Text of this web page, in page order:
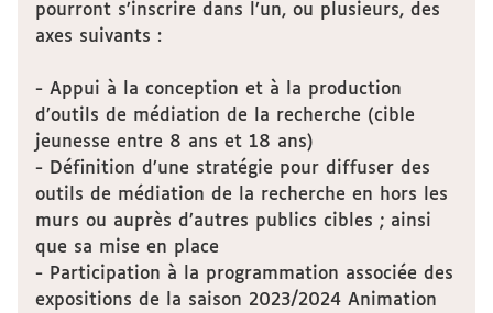
pourront s’inscrire dans l’un, ou plusieurs, des
axes suivants :
- Appui à la conception et à la production
d’outils de médiation de la recherche (cible
jeunesse entre 8 ans et 18 ans)
- Définition d’une stratégie pour diffuser des
outils de médiation de la recherche en hors les
murs ou auprès d’autres publics cibles ; ainsi
que sa mise en place
- Participation à la programmation associée des
expositions de la saison 2023/2024 Animation